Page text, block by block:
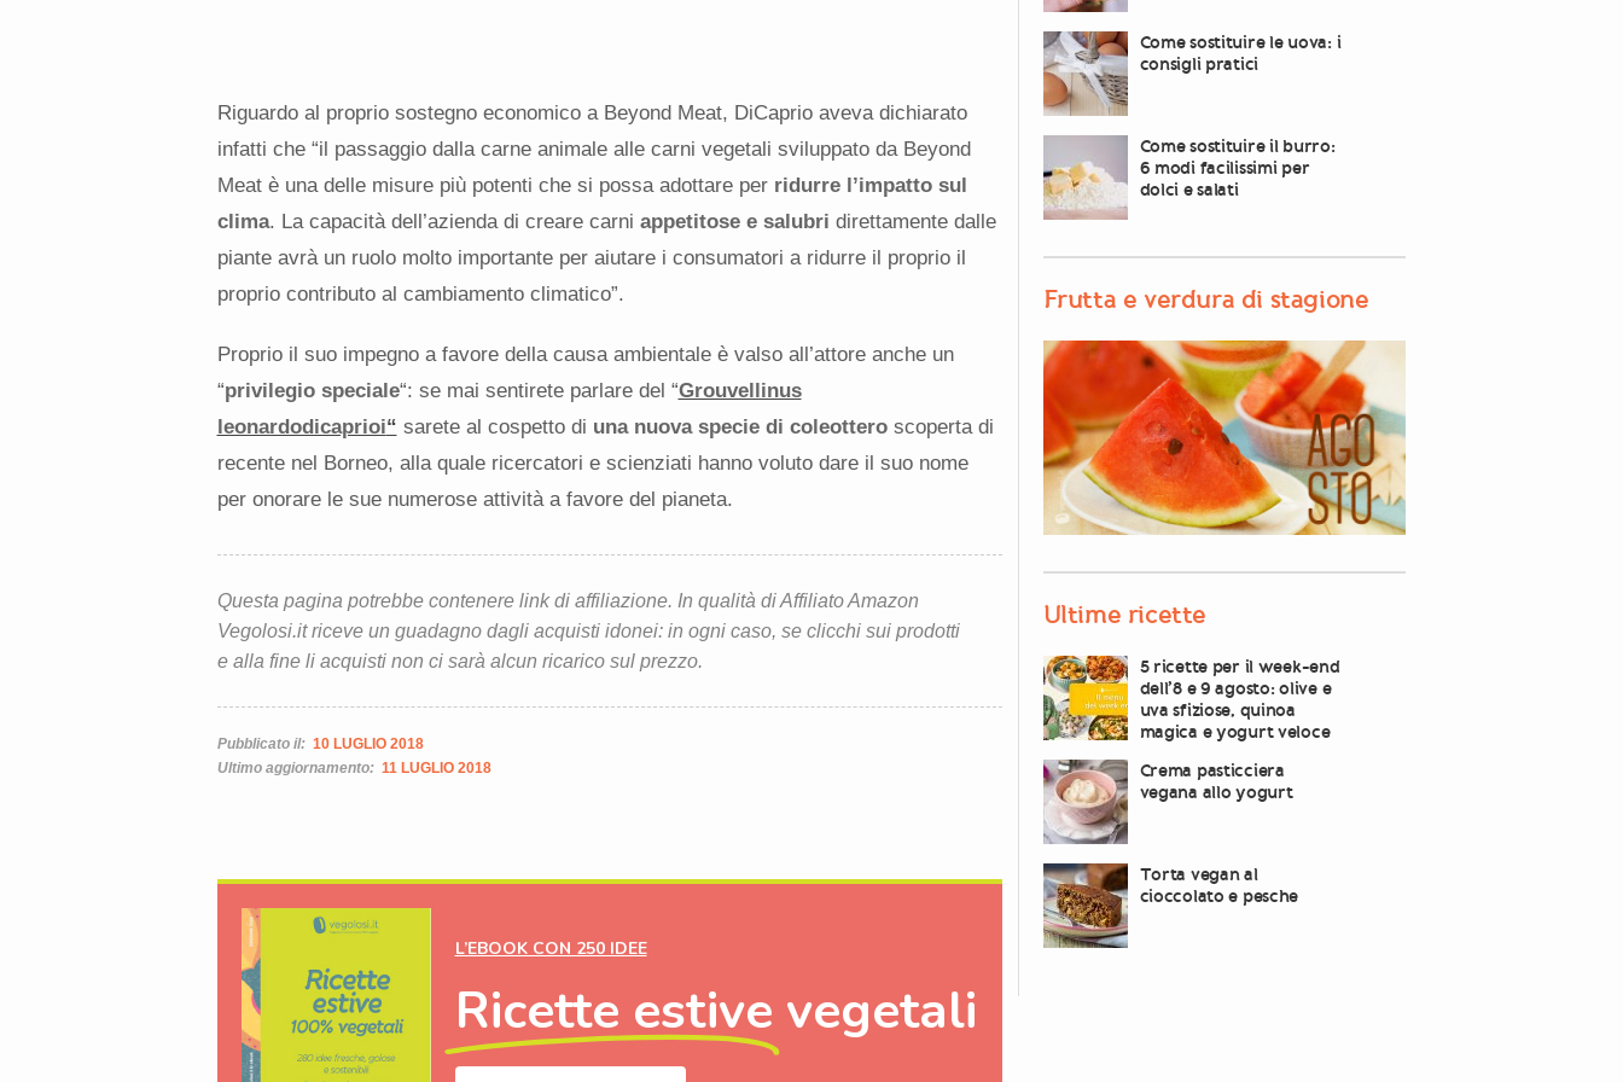
Riguardo al proprio sostegno economico a Beyond Meat, DiCaprio aveva dichiarato
infatti che “il passaggio dalla carne animale alle carni vegetali sviluppato da Beyond
Meat è una delle misure più potenti che si possa adottare per ridurre l’impatto sul
clima. La capacità dell’azienda di creare carni appetitose e salubri direttamente dalle
piante avrà un ruolo molto importante per aiutare i consumatori a ridurre il proprio il
proprio contributo al cambiamento climatico”.
Proprio il suo impegno a favore della causa ambientale è valso all’attore anche un
“privilegio speciale“: se mai sentirete parlare del “Grouvellinus
leonardodicaprioi“ sarete al cospetto di una nuova specie di coleotteroscoperta di
recente nel Borneo, alla quale ricercatori e scienziati hanno voluto dare il suo nome
per onorare le sue numerose attività a favore del pianeta.
Questa pagina potrebbe contenere link di affiliazione. In qualità di Affiliato Amazon
Vegolosi.it riceve un guadagno dagli acquisti idonei: in ogni caso, se clicchi sui prodotti
e alla fine li acquisti non ci sarà alcun ricarico sul prezzo.
Pubblicato il: 10 LUGLIO 2018
Ultimo aggiornamento: 11 LUGLIO 2018
L’EBOOK CON 250 IDEE
Ricette estive vegetali
Come sostituire le uova: i
consigli pratici
Come sostituire il burro:
6 modi facilissimi per
dolci e salati
Frutta e verdura di stagione
Ultime ricette
5 ricette per il week-end
dell’8 e 9 agosto: olive e
uva sfiziose, quinoa
magica e yogurt veloce
Crema pasticciera
vegana allo yogurt
Torta vegan al
cioccolato e pesche